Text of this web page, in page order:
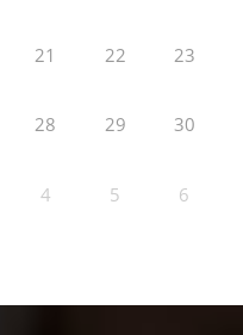
21 22 23
28 29 30
4 5 6